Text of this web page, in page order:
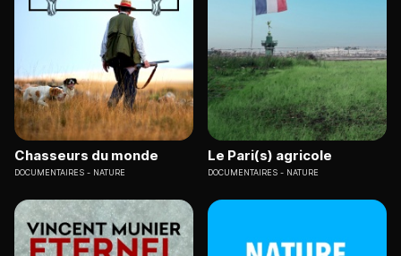
Chasseurs du monde
DOCUMENTAIRES NATURE
Le Pari(s) agricole
DOCUMENTAIRES NATURE